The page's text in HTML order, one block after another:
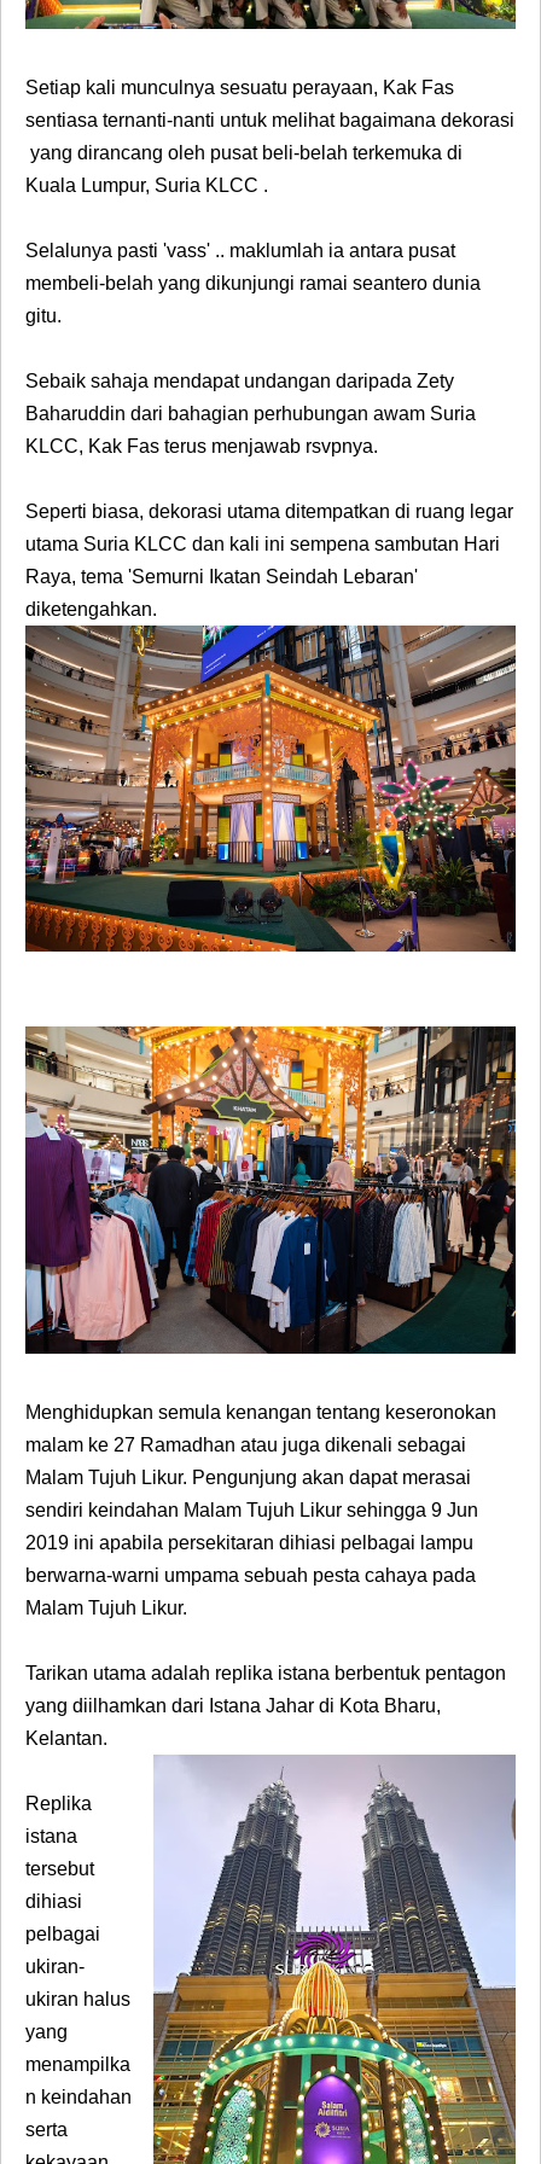
Setiap kali munculnya sesuatu perayaan, Kak Fas
sentiasa ternanti-nanti untuk melihat bagaimana dekorasi
yang dirancang oleh pusat beli-belah terkemuka di
Kuala Lumpur, Suria KLCC .
Selalunya pasti 'vass' .. maklumlah ia antara pusat
membeli-belah yang dikunjungi ramai seantero dunia
gitu.
Sebaik sahaja mendapat undangan daripada Zety
Baharuddin dari bahagian perhubungan awam Suria
KLCC, Kak Fas terus menjawab rsvpnya.
Seperti biasa, dekorasi utama ditempatkan di ruang legar
utama Suria KLCC dan kali ini sempena sambutan Hari
Raya, tema 'Semurni Ikatan Seindah Lebaran'
diketengahkan.
Menghidupkan semula kenangan tentang keseronokan
malam ke 27 Ramadhan atau juga dikenali sebagai
Malam Tujuh Likur. Pengunjung akan dapat merasai
sendiri keindahan Malam Tujuh Likur sehingga 9 Jun
2019 ini apabila persekitaran dihiasi pelbagai lampu
berwarna-warni umpama sebuah pesta cahaya pada
Malam Tujuh Likur.
Tarikan utama adalah replika istana berbentuk pentagon
yang diilhamkan dari Istana Jahar di Kota Bharu,
Kelantan.
Replika
istana
tersebut
dihiasi
pelbagai
ukiran-
ukiran halus
yang
menampilka
n keindahan
serta